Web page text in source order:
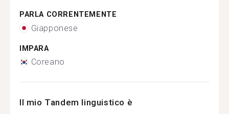
PARLA CORRENTEMENTE
Giapponese
IMPARA
Coreano
Il mio Tandem linguistico è